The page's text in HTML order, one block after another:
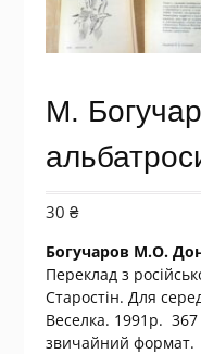
М.
30 ₴
Богучаров М.О.
Переклад з
Старостін. Для
Веселка. 1991р.
звичайний формат.